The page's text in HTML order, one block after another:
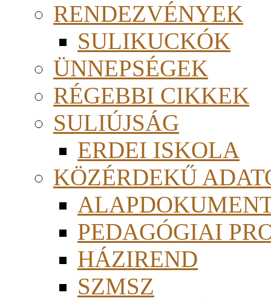
RENDEZVÉNYEK
SULIKUCKÓK
ÜNNEPSÉGEK
RÉGEBBI CIKKEK
SULIÚJSÁG
ERDEI ISKOLA
KÖZÉRDEKŰ
PEDAGÓGIAI
HÁZIREND
SZMSZ